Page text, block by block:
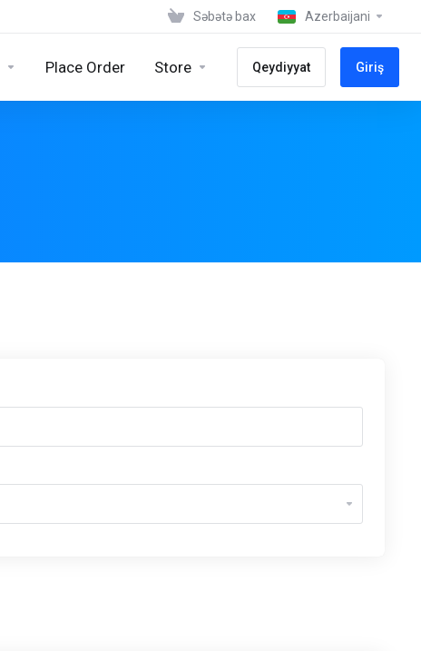
Səbətə bax Azerbaijani
Place Order Store Qeydiyyat Giriş